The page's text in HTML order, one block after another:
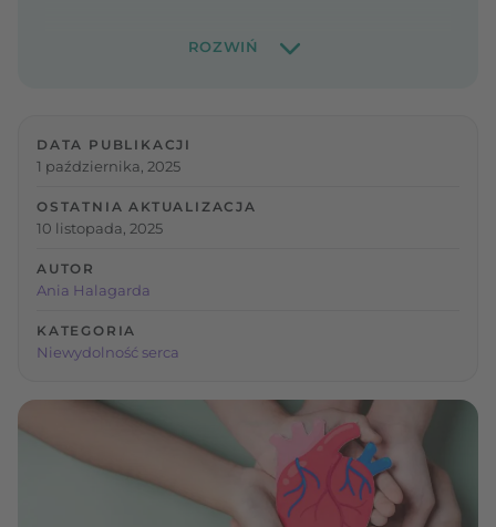
DATA PUBLIKACJI
1 października, 2025
OSTATNIA AKTUALIZACJA
10 listopada, 2025
AUTOR
Ania Halagarda
KATEGORIA
Niewydolność serca